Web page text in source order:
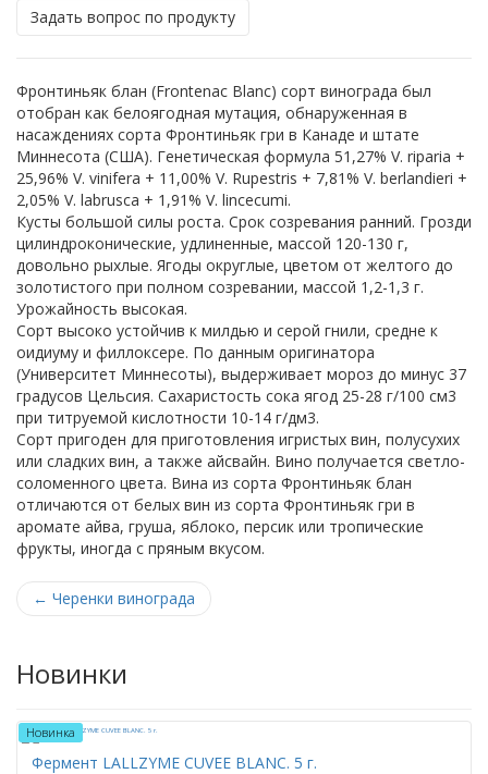
Задать вопрос по продукту
Фронтиньяк блан (Frontenac Blanc) сорт винограда был
отобран как белоягодная мутация, обнаруженная в
насаждениях сорта Фронтиньяк гри в Канаде и штате
Миннесота (США). Генетическая формула 51,27% V. riparia +
25,96% V. vinifera + 11,00% V. Rupestris + 7,81% V. berlandieri +
2,05% V. labrusca + 1,91% V. lincecumi.
Кусты большой силы роста. Срок созревания ранний. Грозди
цилиндроконические, удлиненные, массой 120-130 г,
довольно рыхлые. Ягоды округлые, цветом от желтого до
золотистого при полном созревании, массой 1,2-1,3 г.
Урожайность высокая.
Сорт высоко устойчив к милдью и серой гнили, средне к
оидиуму и филлоксере. По данным оригинатора
(Университет Миннесоты), выдерживает мороз до минус 37
градусов Цельсия. Сахаристость сока ягод 25-28 г/100 см3
при титруемой кислотности 10-14 г/дм3.
Сорт пригоден для приготовления игристых вин, полусухих
или сладких вин, а также айсвайн. Вино получается светло-
соломенного цвета. Вина из сорта Фронтиньяк блан
отличаются от белых вин из сорта Фронтиньяк гри в
аромате айва, груша, яблоко, персик или тропические
фрукты, иногда с пряным вкусом.
← Черенки винограда
Новинки
Новинка
Фермент LALLZYME CUVEE BLANC. 5 г.